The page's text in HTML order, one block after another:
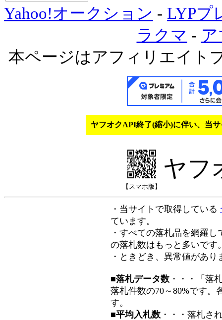
Yahoo!オークション - LYPプ
ラクマ -
本ページはアフィリエイト
ヤフオクAPI終了(縮小)に伴い、当
【スマホ版】
ヤフ
・当サイトで取得している
ています。
・すべての落札品を網羅
の落札数はもっと多いです
・ときどき、異常値があ
■落札データ数 ・・・「落
落札件数の70～80%です。
す。
■平均入札数 ・・・落札さ